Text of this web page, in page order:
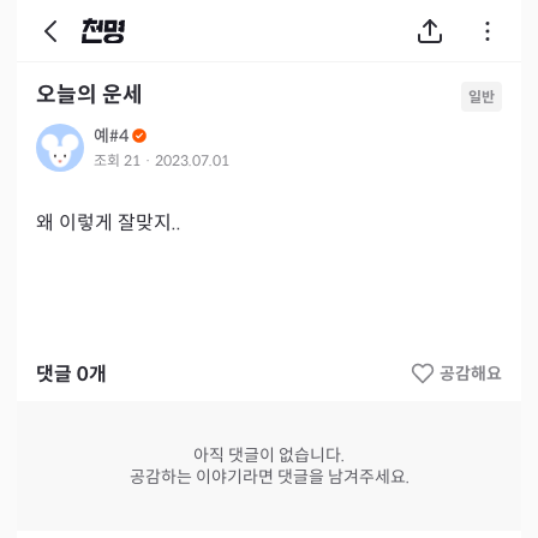
오늘의 운세 일반
예#4
조회 21 · 2023.07.01
왜 이렇게 잘맞지..
댓글 0개 공감해요
아직 댓글이 없습니다.
공감하는 이야기라면 댓글을 남겨주세요.